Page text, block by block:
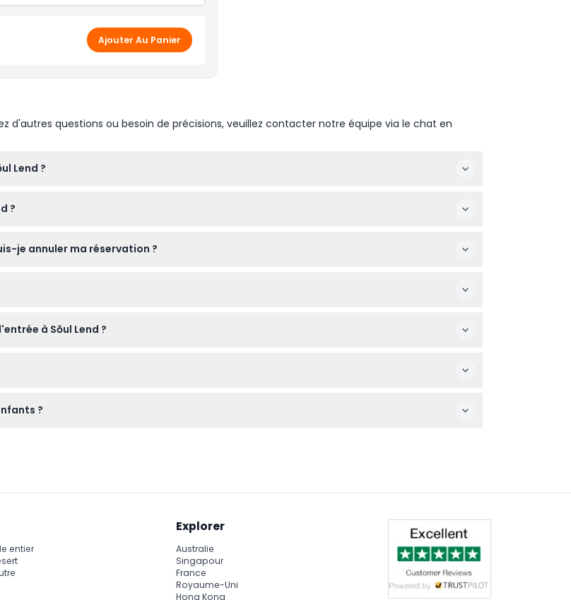
Ajouter Au Panier
d'autres questions ou besoin de précisions, veuillez contacter notre équipe via le chat en
Lend ?
?
je annuler ma réservation ?
à Sŏul Lend ?
?
entier
Explorer
Australie
Singapour
France
Royaume-Uni
Hong Kong